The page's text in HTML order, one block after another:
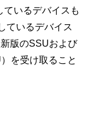
いるデバイスも
ているデバイス
版のSSUおよび
を受け取ること